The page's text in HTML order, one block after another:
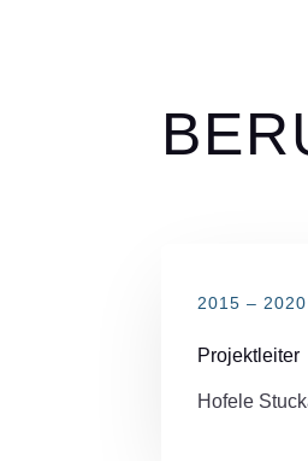
2015 – 2020
Projektleiter
Hofele